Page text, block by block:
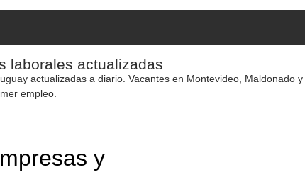
laborales actualizadas
actualizadas a diario. Vacantes en Montevideo, Maldonado
empleo.
y